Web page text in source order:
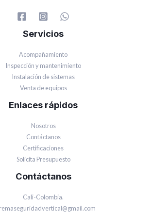
Servicios
Acompañamiento
Inspección y mantenimiento
Instalación de sistemas
Venta de equipos
Enlaces rápidos
Nosotros
Contáctanos
Certificaciones
Solicita Presupuesto
Contáctanos
Cali-Colombia.